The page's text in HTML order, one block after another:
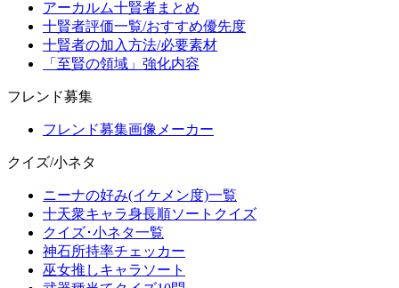
アーカルム十賢者まとめ
十賢者評価一覧/おすすめ優先度
十賢者の加入方法/必要素材
「至賢の領域」強化内容
フレンド募集
フレンド募集画像メーカー
クイズ/小ネタ
ニーナの好み(イケメン度)一覧
十天衆キャラ身長順ソートクイズ
クイズ･小ネタ一覧
神石所持率チェッカー
巫女推しキャラソート